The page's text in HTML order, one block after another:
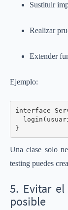
Sustituir
Realizar
Extender
Ejemplo:
interface
Una clase solo
testing puedes
5. Evitar
posible